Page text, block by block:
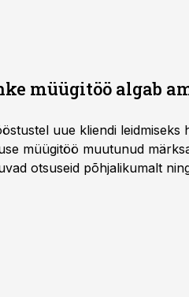
müügitöö algab
uue kliendi leidmiseks
müügitöö muutunud
otsuseid põhjalikumalt